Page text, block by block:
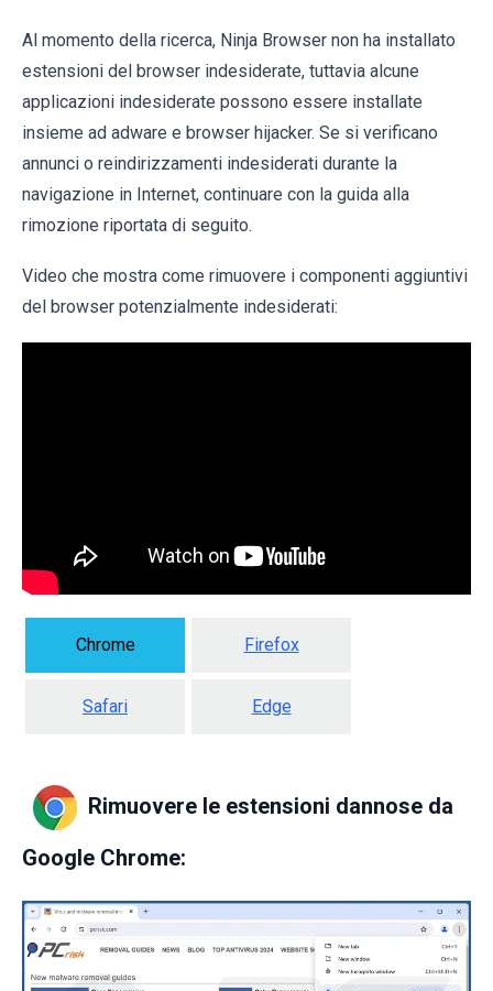
Al momento della ricerca, Ninja Browser non ha installato
estensioni del browser indesiderate, tuttavia alcune
applicazioni indesiderate possono essere installate
insieme ad adware e browser hijacker. Se si verificano
annunci o reindirizzamenti indesiderati durante la
navigazione in Internet, continuare con la guida alla
rimozione riportata di seguito.
Video che mostra come rimuovere i componenti aggiuntivi
del browser potenzialmente indesiderati:
Chrome Firefox
Safari Edge
Rimuovere le estensioni dannose da
Google Chrome: